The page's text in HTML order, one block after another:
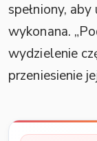
spełniony,
wykonana.
wydzielenie
przeniesienie